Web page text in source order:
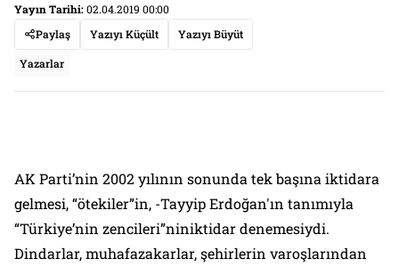
Yayın Tarihi:02.04.2019 00:00
Paylaş
Yazıyı Küçült Yazıyı Büyüt
Yazarlar
AK Parti’nin 2002 yılının sonunda tek başına iktidara
gelmesi, “ötekiler”in, -Tayyip Erdoğan'ın tanımıyla
“Türkiye’nin zencileri”niniktidar denemesiydi.
Dindarlar, muhafazakarlar, şehirlerin varoşlarından